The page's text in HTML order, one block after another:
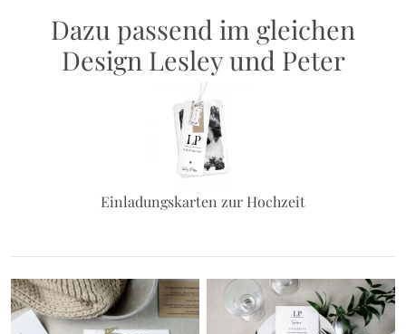
Dazu passend im gleichen
Design Lesley und Peter
Einladungskarten zur Hochzeit